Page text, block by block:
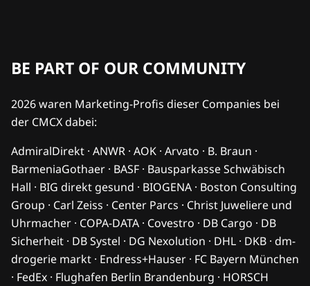
BE PART OF OUR COMMUNITY
2026 waren Marketing-Profis dieser Companies bei
der CMCX dabei:
AdmiralDirekt · ANWR · AOK · Arvato · B. Braun ·
BarmeniaGothaer · BASF · Bausparkasse Schwäbisch
Hall · BIG direkt gesund · BIOGENA · Boston Consulting
Group · Carl Zeiss · Center Parcs · Christ Juweliere und
Uhrmacher · COPA-DATA · Covestro · DB Cargo · DB
Sicherheit · DB Systel · DG Nexolution · DHL · DKB · dm-
drogerie markt · Endress+Hauser · FC Bayern München
· FedEx · Flughafen Berlin Brandenburg · HORSCH